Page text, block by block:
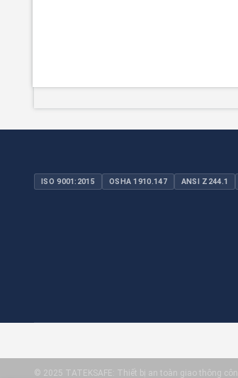
ISO 9001:2015 OSHA 1910.147 ANSI Z244.1
© 2025 TATEKSAFE: Thiết bị an toàn giao thông